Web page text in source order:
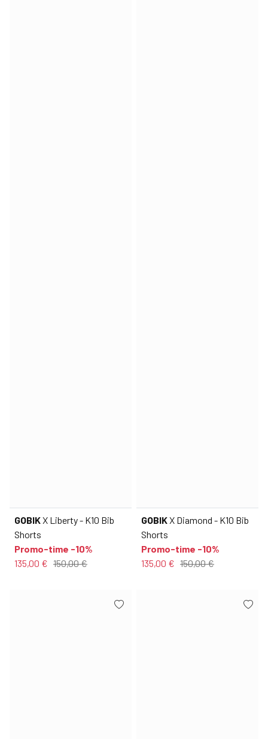
GOBIKX Liberty - K10 Bib
Shorts
Promo-time -10%
135,00 € 150,00 €
GOBIKX Diamond - K10 Bib
Shorts
Promo-time -10%
135,00 € 150,00 €